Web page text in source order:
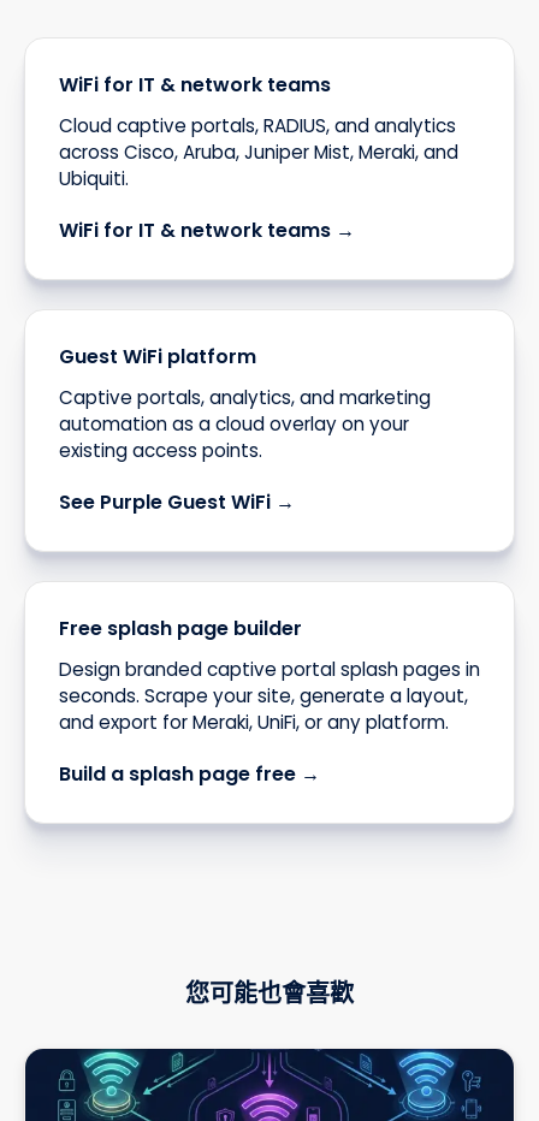
WiFi for IT & network teams
Cloud captive portals, RADIUS, and analytics
across Cisco, Aruba, Juniper Mist, Meraki, and
Ubiquiti.
WiFi for IT & network teams →
Guest WiFi platform
Captive portals, analytics, and marketing
automation as a cloud overlay on your
existing access points.
See Purple Guest WiFi →
Free splash page builder
Design branded captive portal splash pages in
seconds. Scrape your site, generate a layout,
and export for Meraki, UniFi, or any platform.
Build a splash page free →
您可能也會喜歡